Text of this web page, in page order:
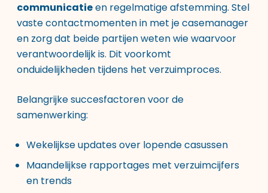
communicatieen regelmatige afstemming. Stel
vaste contactmomenten in met je casemanager
en zorg dat beide partijen weten wie waarvoor
verantwoordelijk is. Dit voorkomt
onduidelijkheden tijdens het verzuimproces.
Belangrijke succesfactoren voor de
samenwerking:
Wekelijkse updates over lopende casussen
Maandelijkse rapportages met verzuimcijfers
en trends